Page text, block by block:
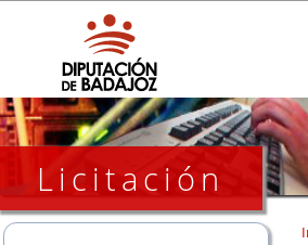
Licitación